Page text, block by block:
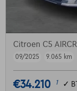
Citroen C5
09/2025
9.065 km
€34.210 1 ✓